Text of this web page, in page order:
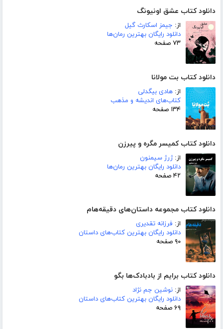
دانلود کتاب عشق اونیونگ
از: جیمز اسکارث گیل
دانلود رایگان بهترین رمان‌ها
۷۳ صفحه
دانلود کتاب بت مولانا
از: هادی بیگدلی
کتاب‌های اندیشه و مذهب
۱۳۴ صفحه
دانلود کتاب کمیسر مگره و پیرزن
از:ژرژ سیمنون
دانلود رایگان بهترین رمان‌ها
۴۲ صفحه
دانلود کتاب مجموعه داستان‌های دقیقه‌هام
از: فرزانه تقدیری
دانلود رایگان بهترین کتاب‌های داستان
۹۰ صفحه
دانلود کتاب برایم از بادبادک‌ها بگو
از: نوشین جم نژاد
دانلود رایگان بهترین کتاب‌های داستان
۶۹ صفحه